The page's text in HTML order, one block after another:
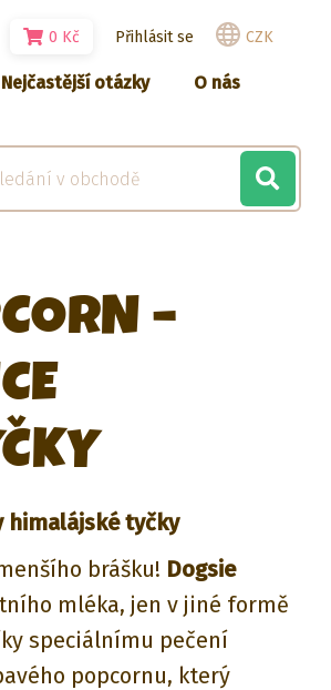
Nejčastější otázky O nás
0 Kč Přihlásit se CZK
–
himalájské tyčky
brášku! Dogsie
mléka, jen v jiné formě
speciálnímu pečení
popcornu, který